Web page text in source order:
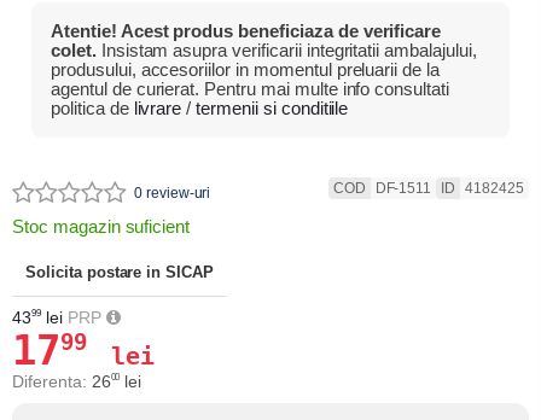
Atentie! Acest produs beneficiaza de verificare
colet.Insistam asupra verificarii integritatii ambalajului,
produsului, accesoriilor in momentul preluarii de la
agentul de curierat. Pentru mai multe info consultati
politica de livrare /termenii si conditiile
0 review-uri COD DF-1511 ID 4182425
Stoc magazin suficient
Solicita postare in SICAP
4399lei PRP
1799 lei
Diferenta: 2600 lei